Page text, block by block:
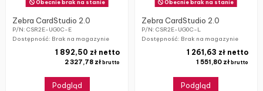
Obecnie brak na stanie
Zebra CardStudio 2.0
P/N: CSR2E-UG0C-E
Dostępność: Brak na magazynie
2 327,78 zł brutto
1 892,50 zł netto
Podgląd
Obecnie brak na stanie
Zebra CardStudio 2.0
P/N: CSR2E-UG0C-L
Dostępność: Brak na magazynie
1 551,80 złbrutto
1 261,63 zł netto
Podgląd